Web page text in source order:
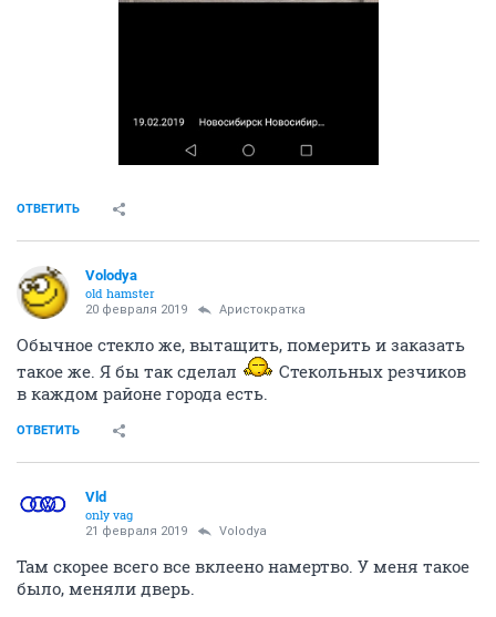
ОТВЕТИТЬ
Volodya
old hamster
20 февраля 2019 Aриcтoкратка
Обычное стекло же, вытащить, померить и заказать
такое же. Я бы так сделал
Стекольных резчиков
в каждом районе города есть.
ОТВЕТИТЬ
Vld
only vag
21 февраля 2019 Volodya
Там скорее всего все вклеено намертво. У меня такое
было, меняли дверь.